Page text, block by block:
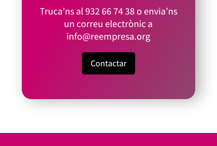
Truca’ns al932 66 74 38o envia’ns
un correu electrònic a
info@reempresa.org
Contactar